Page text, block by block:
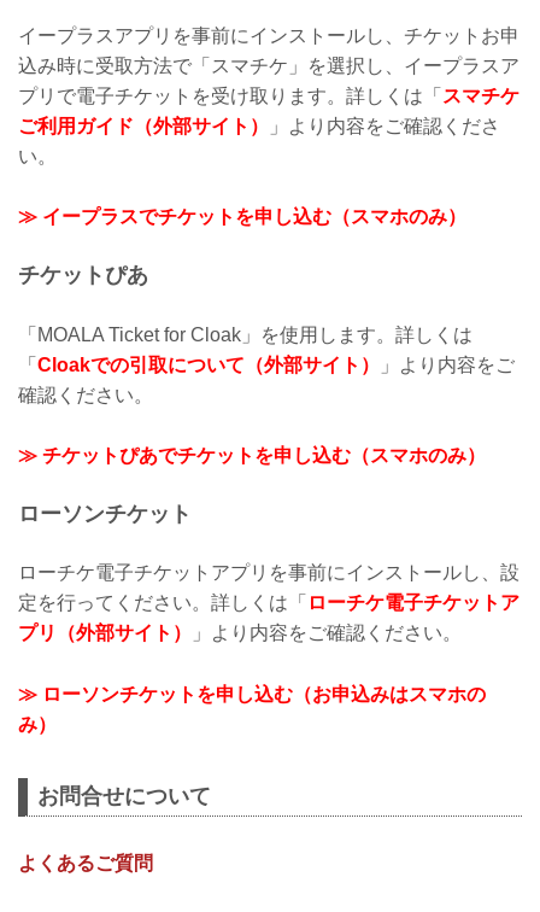
イープラスアプリを事前にインストールし、チケットお申
込み時に受取方法で「スマチケ」を選択し、イープラスア
プリで電子チケットを受け取ります。詳しくは「 スマチケ
ご利用ガイド（外部サイト）
」より内容をご確認くださ
い。
≫ イープラスでチケットを申し込む（スマホのみ）
チケットぴあ
「MOALA Ticket for Cloak」を使用します。詳しくは
「 Cloakでの引取について（外部サイト）
」より内容をご
確認ください。
≫ チケットぴあでチケットを申し込む（スマホのみ）
ローソンチケット
ローチケ電子チケットアプリを事前にインストールし、設
定を行ってください。詳しくは「 ローチケ電子チケットア
プリ（外部サイト）
」より内容をご確認ください。
≫ ローソンチケットを申し込む（お申込みはスマホの
み）
お問合せについて
よくあるご質問